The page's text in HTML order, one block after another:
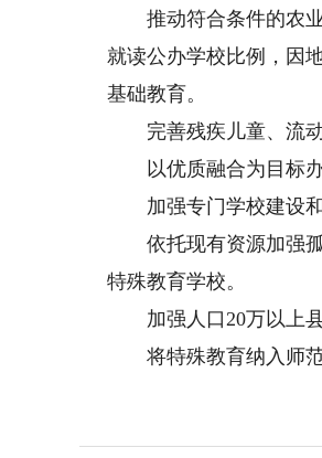
推动符合条件的农业
就读公办学校比例，因
基础教育。
完善残疾儿童、流动
以优质融合为目标办
加强专门学校建设和
依托现有资源加强孤
特殊教育学校。
加强人口20万以上县(
将特殊教育纳入师范